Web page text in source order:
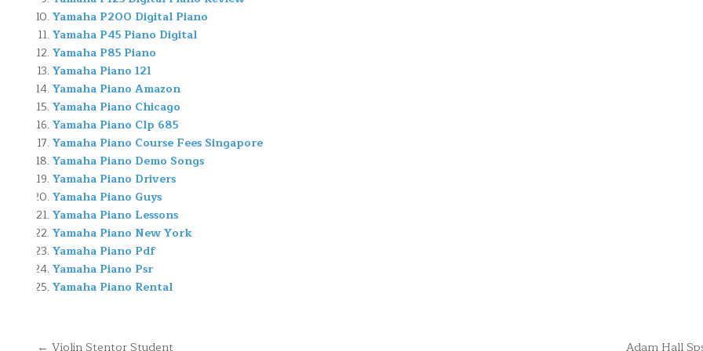
Yamaha P200 Digital Piano
Yamaha P45 Piano Digital
Yamaha P85 Piano
Yamaha Piano 121
Yamaha Piano Amazon
Yamaha Piano Chicago
Yamaha Piano Clp 685
Yamaha Piano Course Fees Singapore
Yamaha Piano Demo Songs
Yamaha Piano Drivers
Yamaha Piano Guys
Yamaha Piano Lessons
Yamaha Piano New York
Yamaha Piano Pdf
Yamaha Piano Psr
Yamaha Piano Rental
Adam Hall
← Violin Stentor Student